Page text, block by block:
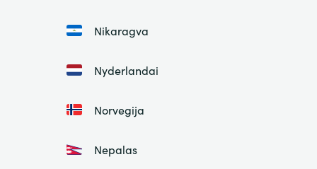
Nikaragva
Nyderlandai
Norvegija
Nepalas